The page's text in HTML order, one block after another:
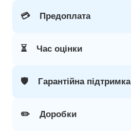
💳 Предоплата
⏳ Час оцінки
🛡️ Гарантійна підтримка
✏️ Доробки